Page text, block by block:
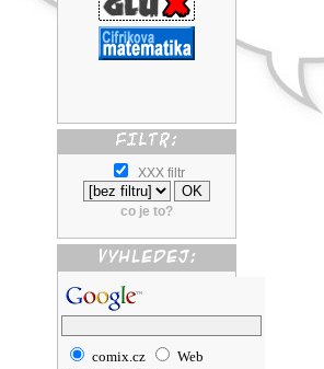
XXX filtr
co je to?
comix.cz Web